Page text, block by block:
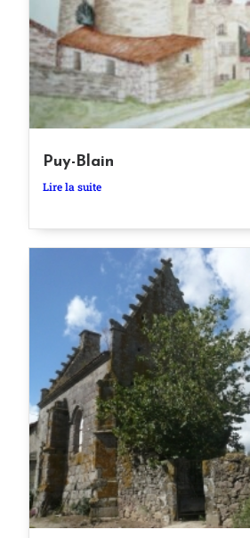
Puy-Blain
Lire la suite